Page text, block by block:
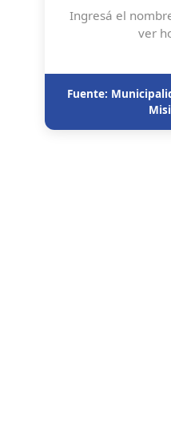
Ingresá el
ver
Fuente: